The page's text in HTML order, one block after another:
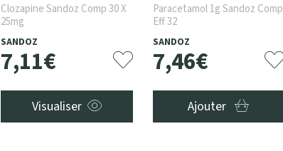
Clozapine Sandoz Comp 30 X
25mg
SANDOZ
7,11€
Visualiser
Paracetamol 1g Sandoz Comp
Eff 32
SANDOZ
7,46€
Ajouter